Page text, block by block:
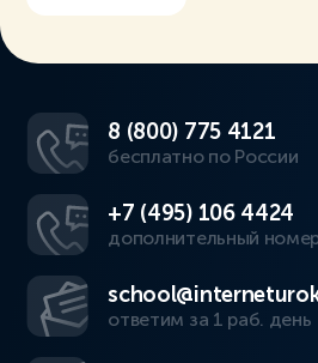
8 (800) 775 4121
бесплатно по России
+7 (495) 106 4424
дополнительный
ответим за 1 раб. день